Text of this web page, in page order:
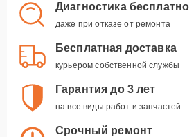
Диагностика бесплатно
даже при отказе от ремонта
Бесплатная доставка
курьером собственной службы
Гарантия до 3 лет
на все виды работ и запчастей
Срочный ремонт